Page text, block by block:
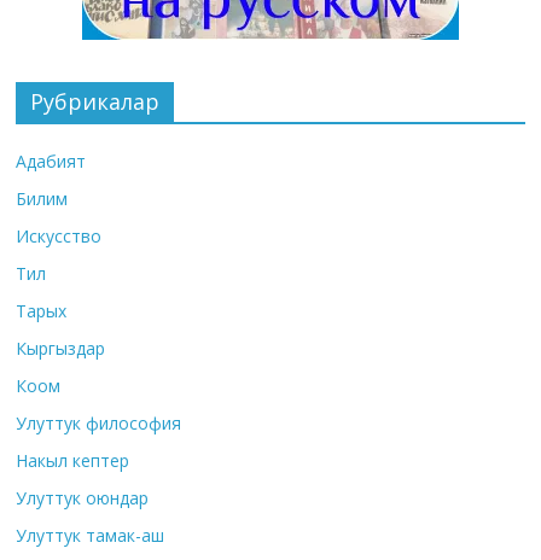
Рубрикалар
Адабият
Билим
Искусство
Тил
Тарых
Кыргыздар
Коом
Улуттук философия
Накыл кептер
Улуттук оюндар
Улуттук тамак-аш